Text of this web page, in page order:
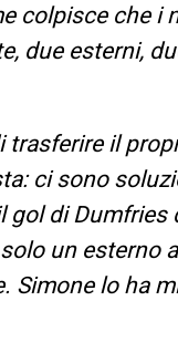
colpisce che i
due esterni,
trasferire il
ci sono
gol di Dumfries
un esterno
Simone lo ha